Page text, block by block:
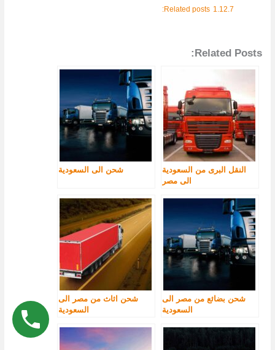
1.12.7
Related posts:
Related Posts:
النقل البرى من السعودية
الى مصر
شحن الى السعودية
شحن بضائع من مصر الى
السعودية
شحن اثاث من مصر الى
السعودية